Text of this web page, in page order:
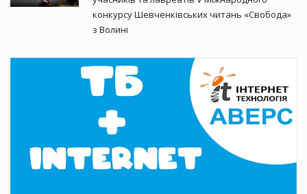
конкурсу Шевченківських читань «Свобода»
з Волині